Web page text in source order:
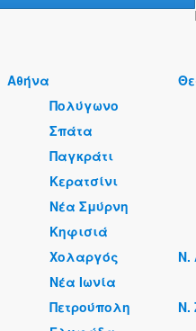
Αθήνα
Πολύγωνο
Σπάτα
Παγκράτι
Κερατσίνι
Νέα Σμύρνη
Κηφισιά
Χολαργός
Νέα Ιωνία
Πετρούπολη
Ν.
Ν.